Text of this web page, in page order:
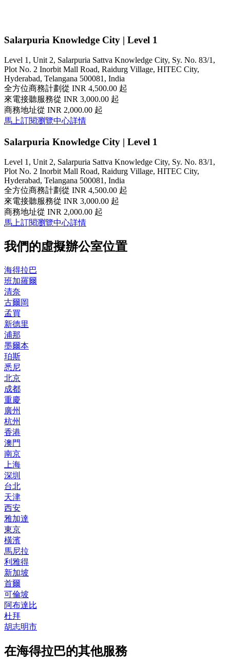
Salarpuria Knowledge City | Level 1
Level 1, Unit 2, Salarpuria Sattva Knowledge City, Sy. No. 83/1,
Plot No. 2 Inorbit Mall Road, Raidurg Village, HITEC City,
Hyderabad, Telangana 500081, India
全方位商務計劃從 INR 4,500.00 起
來電接聽服務從 INR 3,000.00 起
商務地址從 INR 2,000.00 起
馬上訂閱瀏覽中心詳情
Salarpuria Knowledge City | Level 1
Level 1, Unit 2, Salarpuria Sattva Knowledge City, Sy. No. 83/1,
Plot No. 2 Inorbit Mall Road, Raidurg Village, HITEC City,
Hyderabad, Telangana 500081, India
全方位商務計劃從 INR 4,500.00 起
來電接聽服務從 INR 3,000.00 起
商務地址從 INR 2,000.00 起
馬上訂閱瀏覽中心詳情
我們的虛擬辦公室位置
海得拉巴
班加羅爾
清奈
古爾岡
孟買
新德里
浦那
墨爾本
珀斯
悉尼
北京
成都
重慶
廣州
杭州
香港
澳門
南京
上海
深圳
台北
天津
西安
雅加達
東京
橫濱
馬尼拉
利雅得
新加坡
首爾
可倫坡
阿布達比
杜拜
胡志明市
在海得拉巴的其他服務